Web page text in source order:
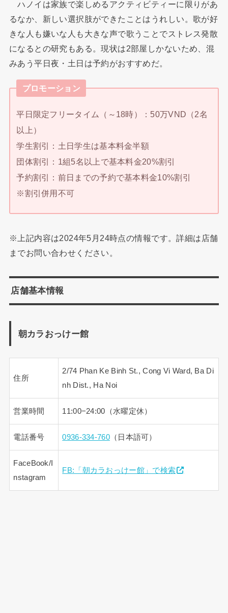
ハノイは家族で楽しめるアクティビティーに限りがあ
るなか、新しい選択肢ができたことはうれしい。歌が好
きな人も嫌いな人も大きな声で歌うことでストレス発散
になるとの研究もある。現状は2部屋しかないため、混
みあう平日夜・土日は予約がおすすめだ。
プロモーション
平日限定フリータイム（～18時）：50万VND（2名
以上）
学生割引：土日学生は基本料金半額
団体割引：1組5名以上で基本料金20%割引
予約割引：前日までの予約で基本料金10%割引
※割引併用不可
※上記内容は2024年5月24時点の情報です。詳細は店舗
までお問い合わせください。
店舗基本情報
朝カラおっけー館
住所
2/74 Phan Ke Binh St., Cong Vi Ward, Ba Di
nh Dist., Ha Noi
営業時間 11:00−24:00（水曜定休）
電話番号 0936-334-760（日本語可）
FaceBook/I
nstagram
FB:「朝カラおっけー館」で検索